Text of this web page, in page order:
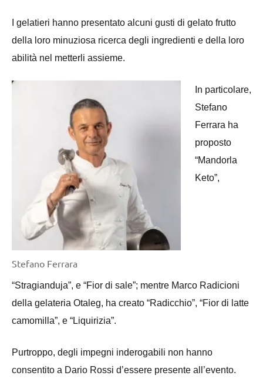
I gelatieri hanno presentato alcuni gusti di gelato frutto
della loro minuziosa ricerca degli ingredienti e della loro
abilità nel metterli assieme.
Stefano Ferrara
In particolare,
Stefano
Ferrara ha
proposto
“Mandorla
Keto”,
“Stragianduja”, e “Fior di sale”; mentre Marco Radicioni
della gelateria Otaleg, ha creato “Radicchio”, “Fior di latte
camomilla”, e “Liquirizia”.
Purtroppo, degli impegni inderogabili non hanno
consentito a Dario Rossi d’essere presente all’evento.